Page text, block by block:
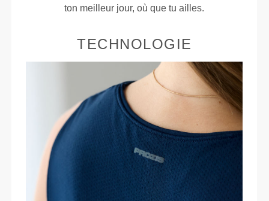
ton meilleur jour, où que tu ailles.
TECHNOLOGIE